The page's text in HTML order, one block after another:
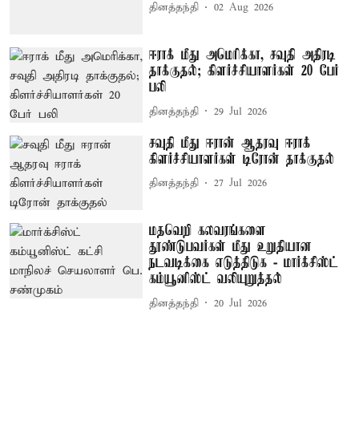
தினத்தந்தி 02 Aug 2026
ஈராக் மீது அமெரிக்கா, சவுதி அதிரடி
தாக்குதல்; கிளர்ச்சியாளர்கள் 20 பேர்
பலி
தினத்தந்தி 29 Jul 2026
சவுதி மீது ஈரான் ஆதரவு ஈராக்
கிளர்ச்சியாளர்கள் டிரோன் தாக்குதல்
தினத்தந்தி 27 Jul 2026
மதவெறி கலவரங்களை
தூண்டுபவர்கள் மீது உறுதியான
நடவடிக்கை எடுத்திடுக - மார்க்சிஸ்ட்
கம்யூனிஸ்ட் வலியுறுத்தல்
தினத்தந்தி 20 Jul 2026